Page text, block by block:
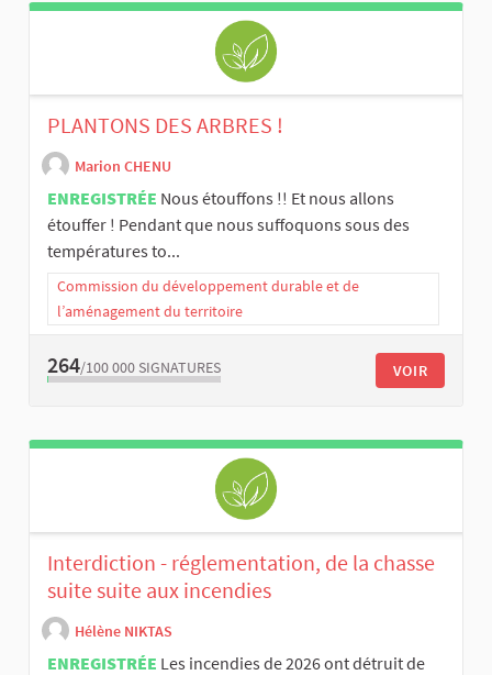
PLANTONS DES ARBRES !
Marion CHENU
ENREGISTRÉE Nous étouffons !! Et nous allons
étouffer ! Pendant que nous suffoquons sous des
températures to...
Commission du développement durable et de
l’aménagement du territoire
264/100 000 SIGNATURES VOIR
Interdiction - réglementation, de la chasse
suite suite aux incendies
Hélène NIKTAS
ENREGISTRÉE Les incendies de 2026 ont détruit de